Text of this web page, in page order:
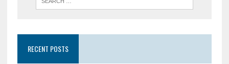
RECENT POSTS